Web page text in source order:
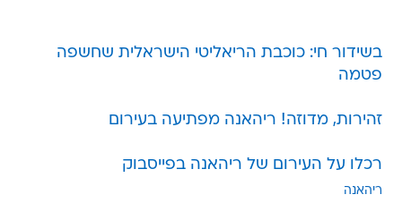
בשידור חי: כוכבת הריאליטי הישראלית שחשפה
פטמה
זהירות, מדוזה! ריהאנה מפתיעה בעירום
רכלו על העירום של ריהאנה בפייסבוק
ריהאנה